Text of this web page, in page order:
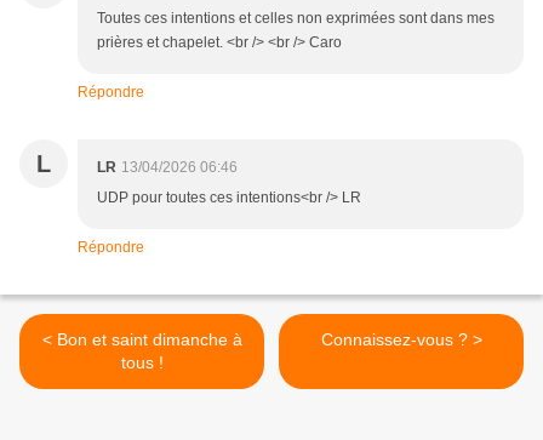
Toutes ces intentions et celles non exprimées sont dans mes
prières et chapelet. <br /> <br /> Caro
Répondre
L LR 13/04/2026 06:46
UDP pour toutes ces intentions<br /> LR
Répondre
< Bon et saint dimanche à
tous !
Connaissez-vous ? >